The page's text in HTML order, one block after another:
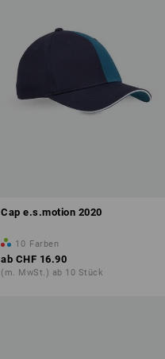
Cap e.s.motion 2020
10 Farben
ab CHF 16.90
(m. MwSt.) ab 10 Stück